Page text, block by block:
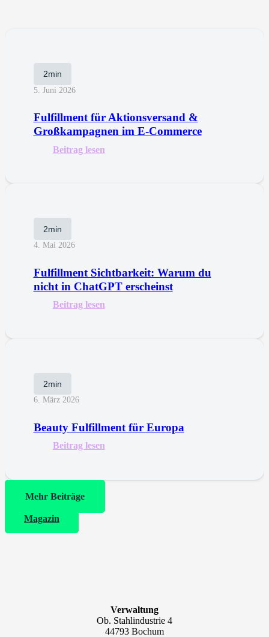
2min
5. Juni 2026
Fulfillment für Aktionsversand &
Großkampagnen im E-Commerce
Beitrag lesen
2min
4. Mai 2026
Fulfillment Sichtbarkeit: Warum du
nicht in ChatGPT erscheinst
Beitrag lesen
2min
6. März 2026
Beauty Fulfillment für Europa
Beitrag lesen
Mehr Beiträge
Magazin
Verwaltung
Ob. Stahlindustrie 4
44793 Bochum